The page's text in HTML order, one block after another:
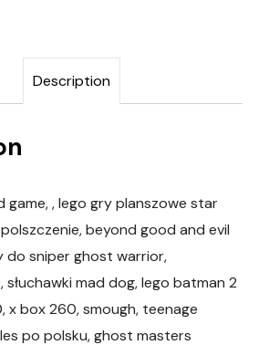
Description
game, , lego gry planszowe star
beyond good and evil
do sniper ghost warrior,
słuchawki mad dog, lego batman 2
x box 260, smough, teenage
po polsku, ghost masters